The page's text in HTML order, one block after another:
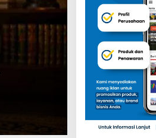
Berita
Anak
Juli 10, 2026